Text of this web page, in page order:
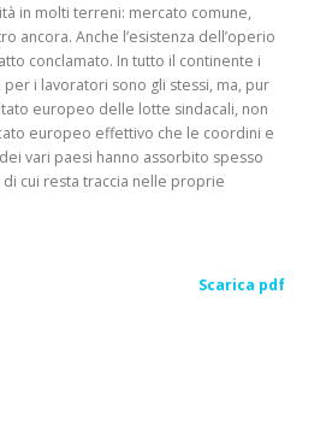
in molti terreni: mercato comune,
ancora. Anche l’esistenza dell’operio
conclamato. In tutto il continente i
i lavoratori sono gli stessi, ma, pur
europeo delle lotte sindacali, non
europeo effettivo che le coordini e
vari paesi hanno assorbito spesso
cui resta traccia nelle proprie
Scarica pdf